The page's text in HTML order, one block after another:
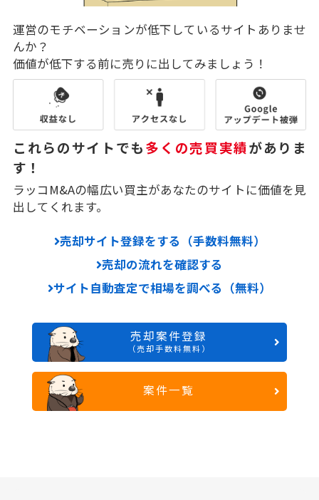
運営のモチベーションが低下しているサイトありませ
んか？
価値が低下する前に売りに出してみましょう！
これらのサイトでも多くの売買実績がありま
す！
ラッコM&Aの幅広い買主があなたのサイトに価値を見
出してくれます。
売却サイト登録をする（手数料無料）
売却の流れを確認する
サイト自動査定で相場を調べる（無料）
売却案件登録
（売却手数料無料）
案件一覧